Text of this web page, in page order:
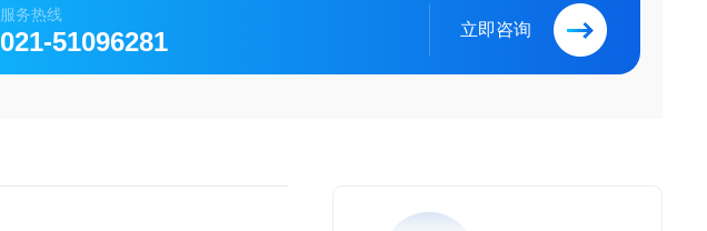
服务热线
021-51096281 立即咨询